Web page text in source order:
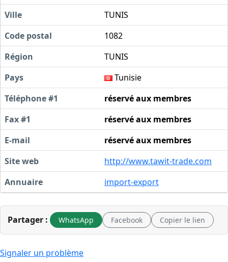
Ville
TUNIS
Code postal
1082
Région
TUNIS
Pays
Tunisie
Téléphone #1
réservé aux membres
Fax #1
réservé aux membres
E-mail
réservé aux membres
Site web
http://www.tawit-trade.com
Annuaire
import-export
Partager : WhatsApp Facebook Copier le lien
Signaler un problème